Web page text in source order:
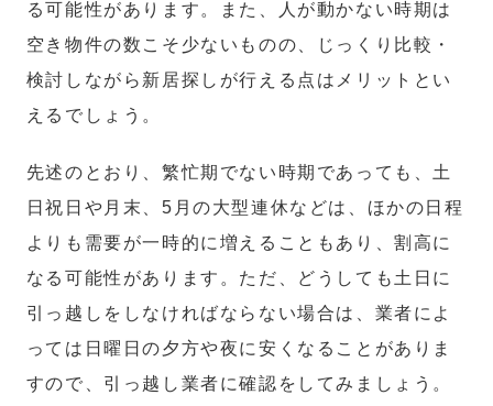
る可能性があります。また、人が動かない時期は
空き物件の数こそ少ないものの、じっくり比較・
検討しながら新居探しが行える点はメリットとい
えるでしょう。
先述のとおり、繁忙期でない時期であっても、土
日祝日や月末、5月の大型連休などは、ほかの日程
よりも需要が一時的に増えることもあり、割高に
なる可能性があります。ただ、どうしても土日に
引っ越しをしなければならない場合は、業者によ
っては日曜日の夕方や夜に安くなることがありま
すので、引っ越し業者に確認をしてみましょう。